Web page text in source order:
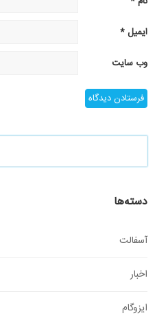
ایمیل*
وب‌ سایت
دسته‌ها
آسفالت
اخبار
ایزوگام